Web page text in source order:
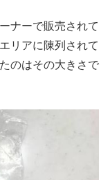
ナーで販売されて
リアに陳列されて
のはその大きさで